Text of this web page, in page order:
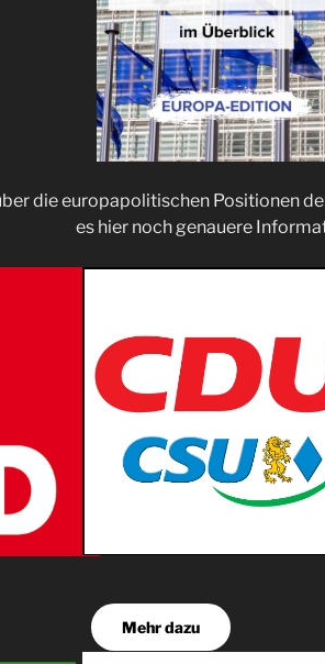
die europapolitischen Positionen
es hier noch genauere
Mehr dazu